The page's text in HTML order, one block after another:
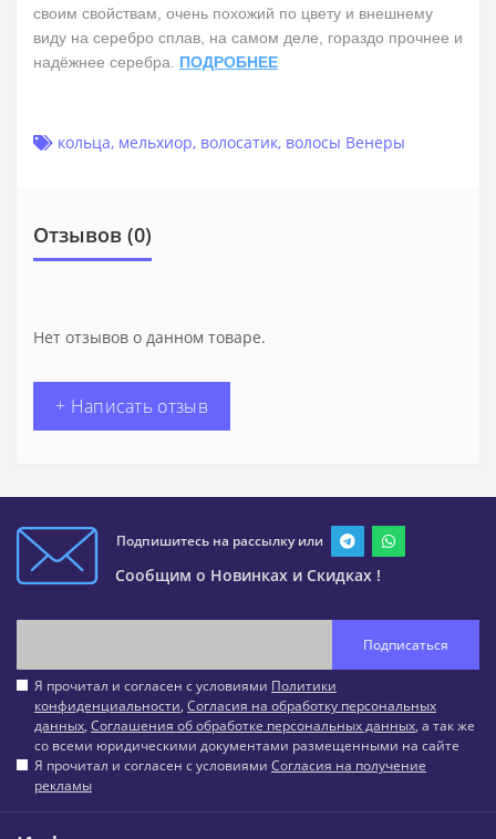
своим свойствам, очень похожий по цвету и внешнему
виду на серебро сплав, на самом деле, гораздо прочнее и
надёжнее серебра. ПОДРОБНЕЕ
кольца, мельхиор, волосатик, волосы Венеры
Отзывов (0)
Нет отзывов о данном товаре.
+ Написать отзыв
Подпишитесь на рассылку или
Сообщим о Новинках и Скидках !
Подписаться
Я прочитал и согласен с условиями Политики
конфиденциальности, Согласия на обработку персональных
данных, Соглашения об обработке персональных данных, а так же
со всеми юридическими документами размещенными на сайте
Я прочитал и согласен с условиями Согласия на получение
рекламы